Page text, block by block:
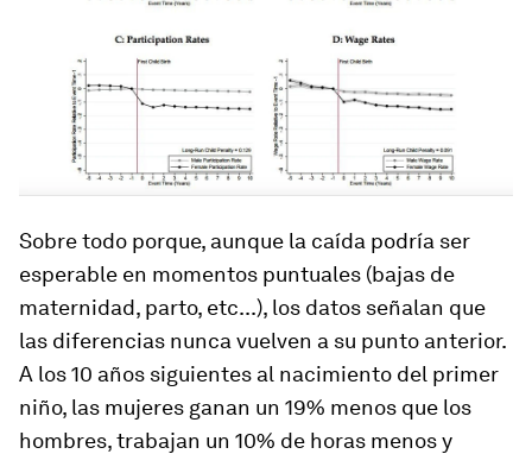
Sobre todo porque, aunque la caída podría ser
esperable en momentos puntuales (bajas de
maternidad, parto, etc...), los datos señalan que
las diferencias nunca vuelven a su punto anterior.
A los 10 años siguientes al nacimiento del primer
niño, las mujeres ganan un 19% menos que los
hombres, trabajan un 10% de horas menos y